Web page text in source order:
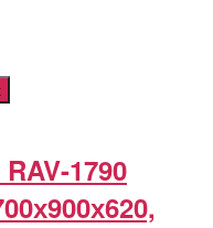
1790